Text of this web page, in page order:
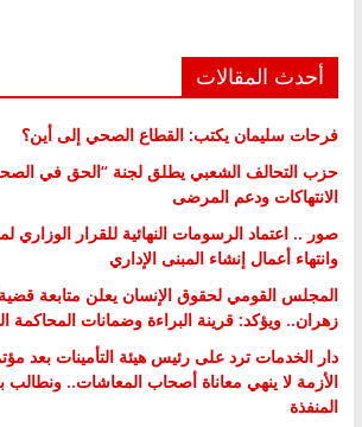
أحدث المقالات
فرحات سليمان يكتب: القطاع الصحي إلى أين؟
حزب التحالف الشعبي يطلق لجنة “الحق في
الانتهاكات ودعم المرضى
صور .. اعتماد الرسومات النهائية للقرار الوزاري
وانتهاء أعمال إنشاء المبنى الإداري
المجلس القومي لحقوق الإنسان يعلن متابعة
زهران.. ويؤكد: قرينة البراءة وضمانات المحاكمة
دار الخدمات ترد على رئيس هيئة التأمينات بعد
الأزمة لا ينهي معاناة أصحاب المعاشات..
المنفذة